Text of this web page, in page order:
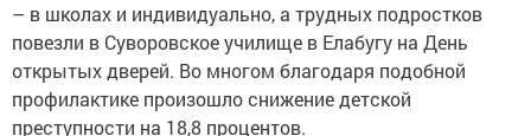
– в школах и индивидуально, а трудных подростков
повезли в Суворовское училище в Елабугу на День
открытых дверей. Во многом благодаря подобной
профилактике произошло снижение детской
преступности на 18,8 процентов.